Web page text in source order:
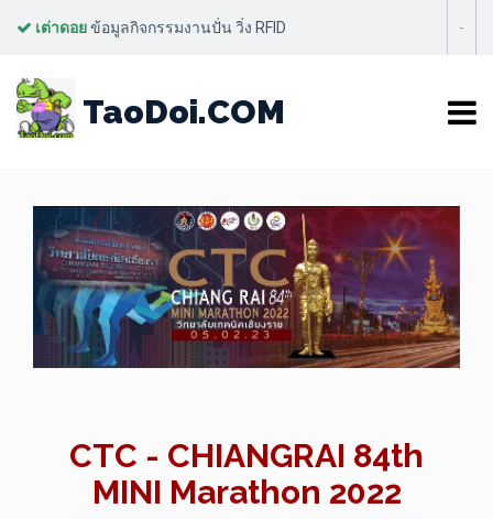
-
เต่าดอยข้อมูลกิจกรรมงานปั่น วิ่ง RFID
TaoDoi.COM
CTC CHIANGRAI 84TH MINI
MARATHON 2022
CTC - CHIANGRAI 84th
MINI Marathon 2022